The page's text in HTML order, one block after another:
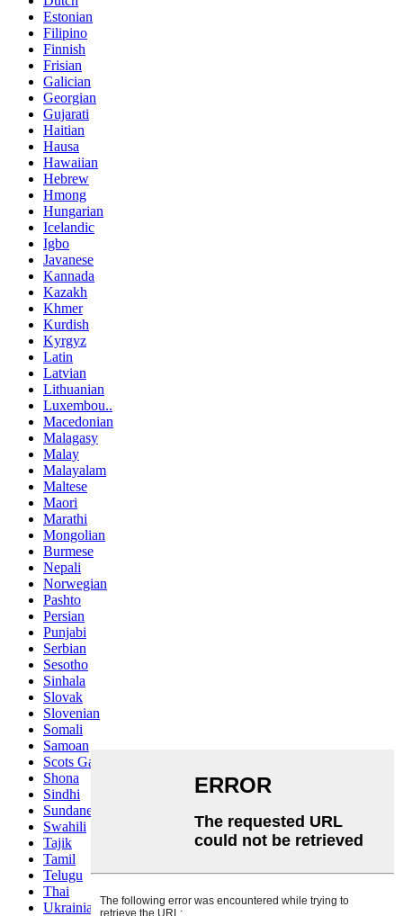
Estonian
Filipino
Finnish
Frisian
Galician
Georgian
Gujarati
Haitian
Hausa
Hawaiian
Hebrew
Hmong
Hungarian
Icelandic
Igbo
Javanese
Kannada
Kazakh
Khmer
Kurdish
Kyrgyz
Latin
Latvian
Lithuanian
Luxembou..
Macedonian
Malagasy
Malay
Malayalam
Maltese
Maori
Marathi
Mongolian
Burmese
Nepali
Norwegian
Pashto
Persian
Punjabi
Serbian
Sesotho
Sinhala
Slovak
Slovenian
Somali
Samoan
Scots Gaelic
Shona
Sindhi
Sundanese
Swahili
Tajik
Tamil
Telugu
Thai
Ukrainian